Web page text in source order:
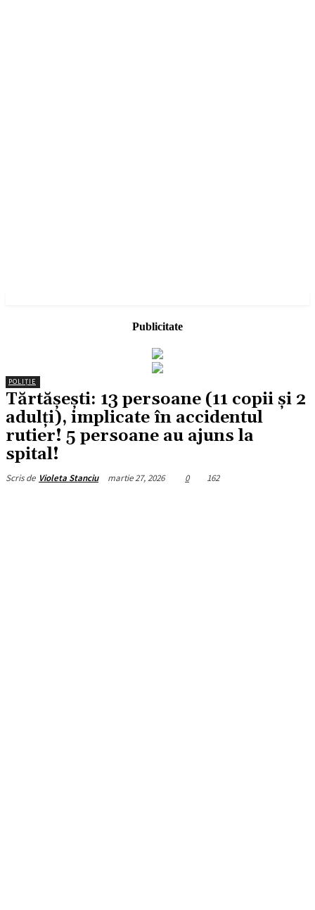
Publicitate
POLIȚIE
Tărtășești: 13 persoane (11 copii și 2
adulți), implicate în accidentul
rutier! 5 persoane au ajuns la
spital!
Scris de Violeta Stanciu martie 27, 2026 0 162